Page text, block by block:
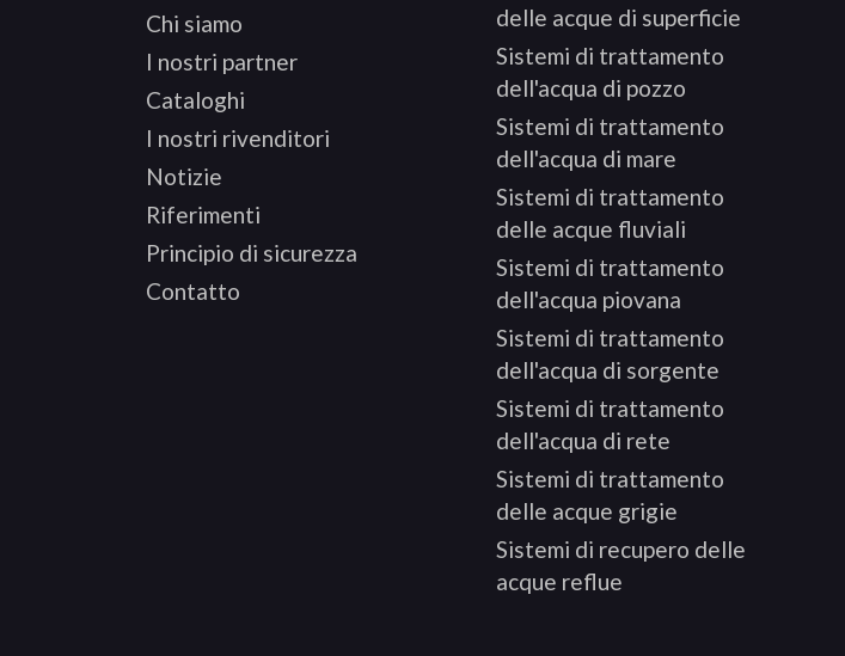
Chi siamo
I nostri partner
Cataloghi
I nostri rivenditori
Notizie
Riferimenti
Principio di sicurezza
Contatto
delle acque di superficie
Sistemi di trattamento
dell'acqua di pozzo
Sistemi di trattamento
dell'acqua di mare
Sistemi di trattamento
delle acque fluviali
Sistemi di trattamento
dell'acqua piovana
Sistemi di trattamento
dell'acqua di sorgente
Sistemi di trattamento
dell'acqua di rete
Sistemi di trattamento
delle acque grigie
Sistemi di recupero delle
acque reflue